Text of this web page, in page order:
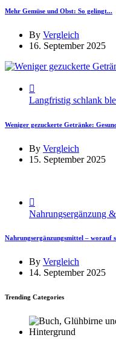
Mehr Gemüse und Obst: So gelingt...
By Vergleich
16. September 2025
Langfristig schlank
Weniger gezuckerte Getränke:
By Vergleich
15. September 2025
Nahrungsergänzung
Nahrungsergänzungsmittel – worauf
By Vergleich
14. September 2025
Trending Categories